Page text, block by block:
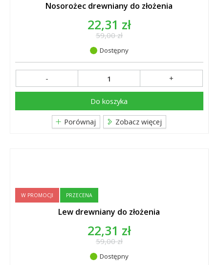
Nosorożec drewniany do złożenia
22,31 zł
59,00 zł
Dostępny
- +
Do koszyka
Porównaj Zobacz więcej
W PROMOCJI PRZECENA
Lew drewniany do złożenia
22,31 zł
59,00 zł
Dostępny